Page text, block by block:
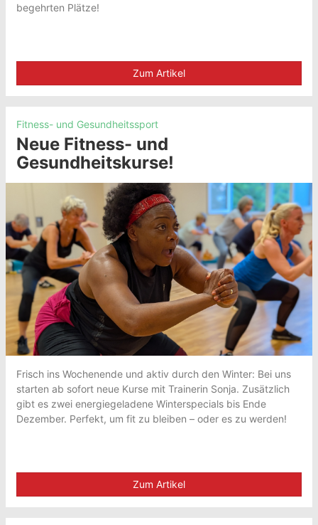
begehrten Plätze!
Zum Artikel
Fitness- und Gesundheitssport
Neue Fitness- und
Gesundheitskurse!
Frisch ins Wochenende und aktiv durch den Winter: Bei uns
starten ab sofort neue Kurse mit Trainerin Sonja. Zusätzlich
gibt es zwei energiegeladene Winterspecials bis Ende
Dezember. Perfekt, um fit zu bleiben – oder es zu werden!
Zum Artikel